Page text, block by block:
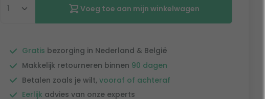
Voeg toe aan mijn winkelwagen
Gratis bezorging in Nederland & België
Makkelijk retourneren binnen 90 dagen
Betalen zoals je wilt, vooraf of achteraf
Eerlijk advies van onze experts